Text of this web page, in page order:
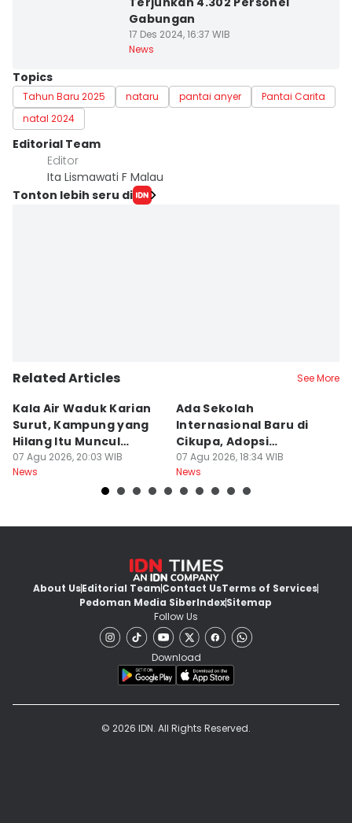
Gabungan
17 Des 2024, 16:37 WIB
News
Topics
Tahun Baru 2025 nataru pantai anyer
Pantai Carita
natal 2024
Editorial Team
Editor
Ita Lismawati F Malau
Tonton lebih seru di
Related Articles See More
Kala Air Waduk Karian
Surut, Kampung yang
Hilang Itu Muncul
Kembali
07 Agu 2026, 20:03 WIB
News
Ada Sekolah
Internasional Baru di
Cikupa, Adopsi
Kurikulum Singapura
07 Agu 2026, 18:34 WIB
News
About UsEditorial TeamContact UsTerms of Services
Pedoman Media SiberIndexSitemap
Follow Us
Download
© 2026 IDN. All Rights Reserved.